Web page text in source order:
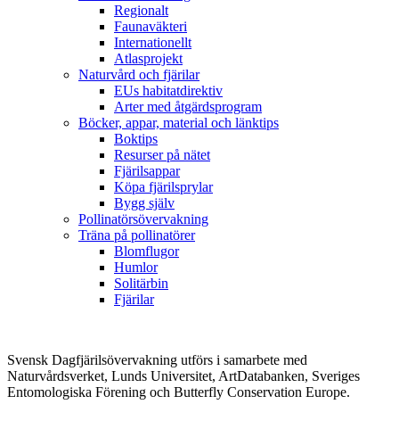
Regionalt
Faunaväkteri
Internationellt
Atlasprojekt
Naturvård och fjärilar
EUs habitatdirektiv
Arter med åtgärdsprogram
Böcker, appar, material och länktips
Boktips
Resurser på nätet
Fjärilsappar
Köpa fjärilsprylar
Bygg själv
Pollinatörsövervakning
Träna på pollinatörer
Blomflugor
Humlor
Solitärbin
Fjärilar
Svensk Dagfjärilsövervakning utförs i samarbete med
Naturvårdsverket, Lunds Universitet, ArtDatabanken, Sveriges
Entomologiska Förening och Butterfly Conservation Europe.